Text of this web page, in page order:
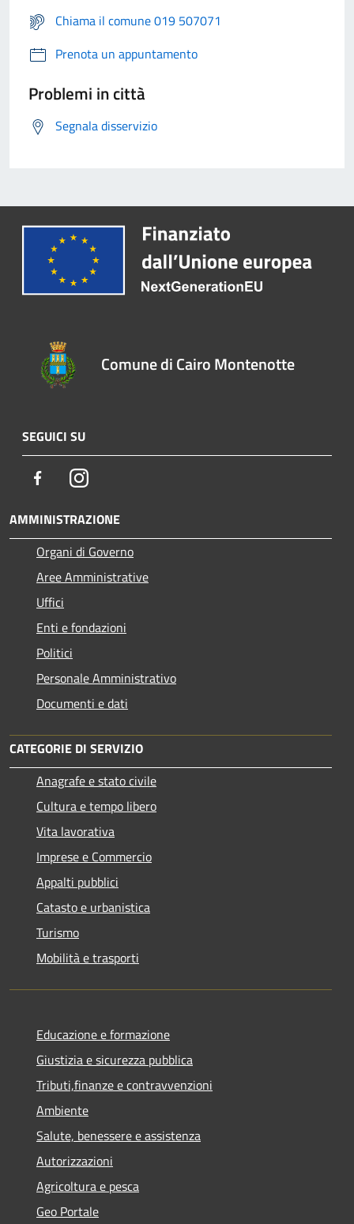
Chiama il comune 019 507071
Prenota un appuntamento
Problemi in città
Segnala disservizio
Comune di Cairo Montenotte
SEGUICI SU
FacebookInstagram
AMMINISTRAZIONE
Organi di Governo
Aree Amministrative
Uffici
Enti e fondazioni
Politici
Personale Amministrativo
Documenti e dati
CATEGORIE DI SERVIZIO
Anagrafe e stato civile
Cultura e tempo libero
Vita lavorativa
Imprese e Commercio
Appalti pubblici
Catasto e urbanistica
Turismo
Mobilità e trasporti
Educazione e formazione
Giustizia e sicurezza pubblica
Tributi,finanze e contravvenzioni
Ambiente
Salute, benessere e assistenza
Autorizzazioni
Agricoltura e pesca
Geo Portale